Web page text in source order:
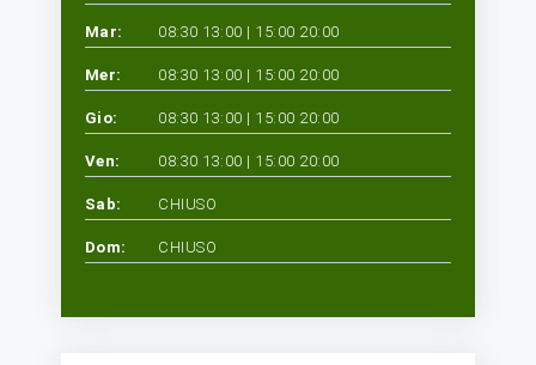
Mar: 08:30 13:00 | 15:00 20:00
Mer: 08:30 13:00 | 15:00 20:00
Gio: 08:30 13:00 | 15:00 20:00
Ven: 08:30 13:00 | 15:00 20:00
Sab: CHIUSO
Dom: CHIUSO